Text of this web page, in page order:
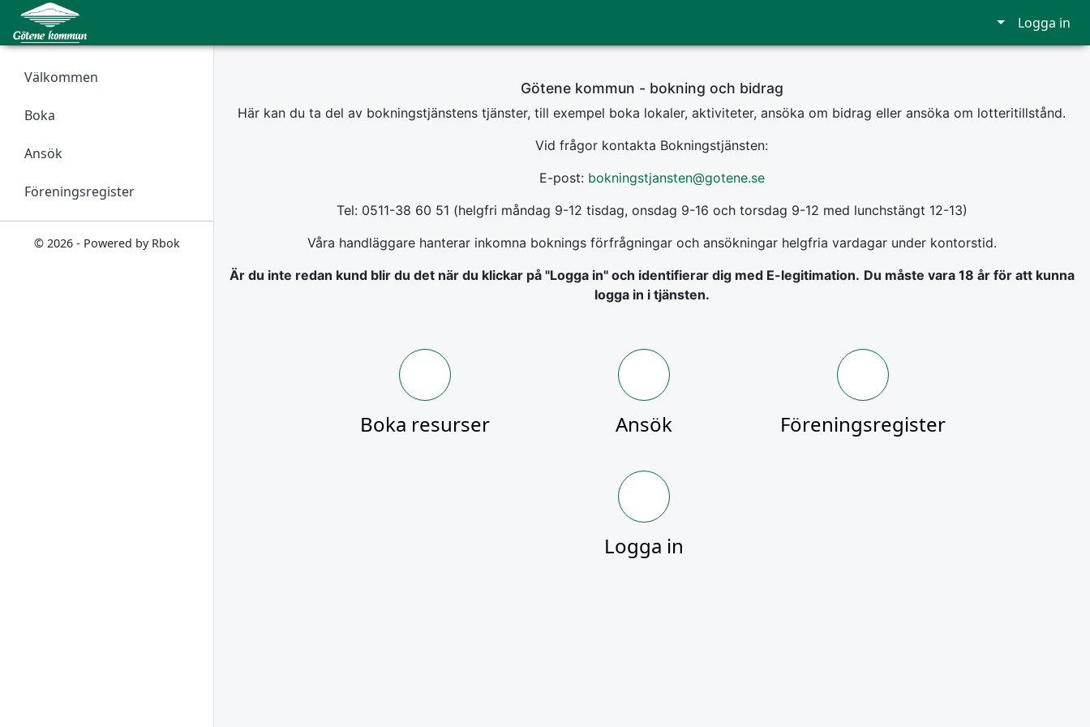
Logga in
Välkommen
Boka
Ansök
Föreningsregister
© 2026 - Powered by Rbok
Götene kommun - bokning och bidrag
Här kan du ta del av bokningstjänstens tjänster, till exempel boka lokaler, aktiviteter, ansöka om bidrag eller ansöka om lotteritillstånd.
Vid frågor kontakta Bokningstjänsten:
E-post: bokningstjansten@gotene.se
Tel: 0511-38 60 51 (helgfri måndag 9-12 tisdag, onsdag 9-16 och torsdag 9-12 med lunchstängt 12-13)
Våra handläggare hanterar inkomna boknings förfrågningar och ansökningar helgfria vardagar under kontorstid.
Är du inte redan kund blir du det när du klickar på "Logga in" och identifierar dig med E-legitimation. Du måste vara 18 år för att kunna
logga in i tjänsten.
Boka resurser Ansök Föreningsregister
Logga in